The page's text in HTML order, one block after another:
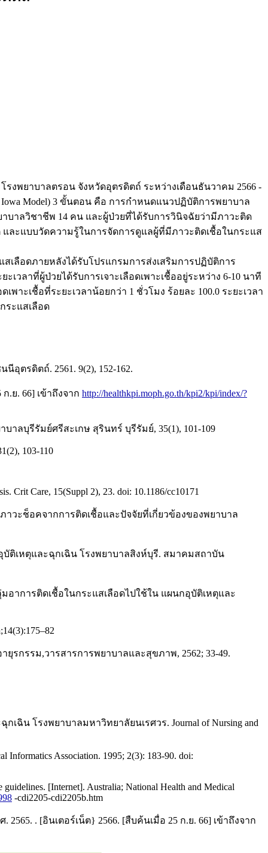
รงพยาบาลตรอน จังหวัดอุตรดิตถ์ ระหว่างเดือนธันวาคม 2566 -
Model) 3 ขั้นตอน คือ การกำหนดแนวปฏิบัติการพยาบาล
าลวิชาชีพ 14 คน และผู้ป่วยที่ได้รับการวินิจฉัยว่ามีภาวะติด
ละแบบวัดความรู้ในการจัดการดูแลผู้ที่มีภาวะติดเชื้อในกระแส
เลือดภายหลังได้รับโปรแกรมการส่งเสริมการปฏิบัติการ
วลาที่ผู้ป่วยได้รับการเจาะเลือดเพาะเชื้ออยู่ระหว่าง 6-10 นาที
พาะเชื้อที่ระยะเวลาน้อยกว่า 1 ชั่วโมง ร้อยละ 100.0 ระยะเวลา
ระแสเลือด
ตรดิตถ์. 2561. 9(2), 152-162.
.ย. 66] เข้าถึงจาก http://healthkpi.moph.go.th/kpi2/kpi/index/?
ลบุรีรัมย์ศรีสะเกษ สุรินทร์ บุรีรัมย์, 35(1), 101-109
103-110
Crit Care, 15(Suppl 2), 23. doi: 10.1186/cc10171
ะช็อคจากการติดเชื้อและปัจจัยที่เกี่ยวข้องของพยาบาล
ติเหตุและฉุกเฉิน โรงพยาบาลสิงห์บุรี. สมาคมสถาบัน
าการติดเชื้อในกระแสเลือดไปใช้ใน แผนกอุบัติเหตุและ
กรรม,วารสารการพยาบาลและสุขภาพ, 2562; 33-49.
น โรงพยาบาลมหาวิทยาลัยนเรศวร. Journal of Nursing and
Informatics Association. 1995; 2(3): 183-90. doi:
[Internet]. Australia; National Health and Medical
-cdi2205-cdi2205b.htm
. [อินเตอร์เน็ต} 2566. [สืบค้นเมื่อ 25 ก.ย. 66] เข้าถึงจาก